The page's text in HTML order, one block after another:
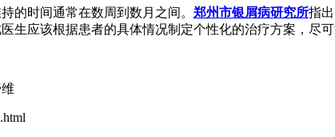
的时间通常在数周到数月之间。 郑州市银屑病研究所指
生应该根据患者的具体情况制定个性化的治疗方案，尽